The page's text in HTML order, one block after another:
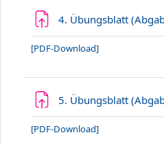
4. Übungsblatt
[PDF-Download]
5. Übungsblatt
[PDF-Download]